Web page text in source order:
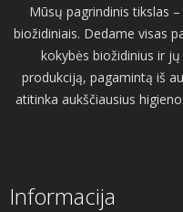
Mūsų pagrindinis tikslas
biožidiniais. Dedame visas
kokybės biožidinius ir
produkciją, pagamintą iš
atitinka aukščiausius
Informacija